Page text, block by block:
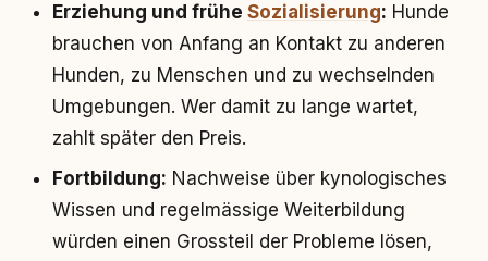
Erziehung und frühe Sozialisierung: Hunde
brauchen von Anfang an Kontakt zu anderen
Hunden, zu Menschen und zu wechselnden
Umgebungen. Wer damit zu lange wartet,
zahlt später den Preis.
Fortbildung: Nachweise über kynologisches
Wissen und regelmässige Weiterbildung
würden einen Grossteil der Probleme lösen,